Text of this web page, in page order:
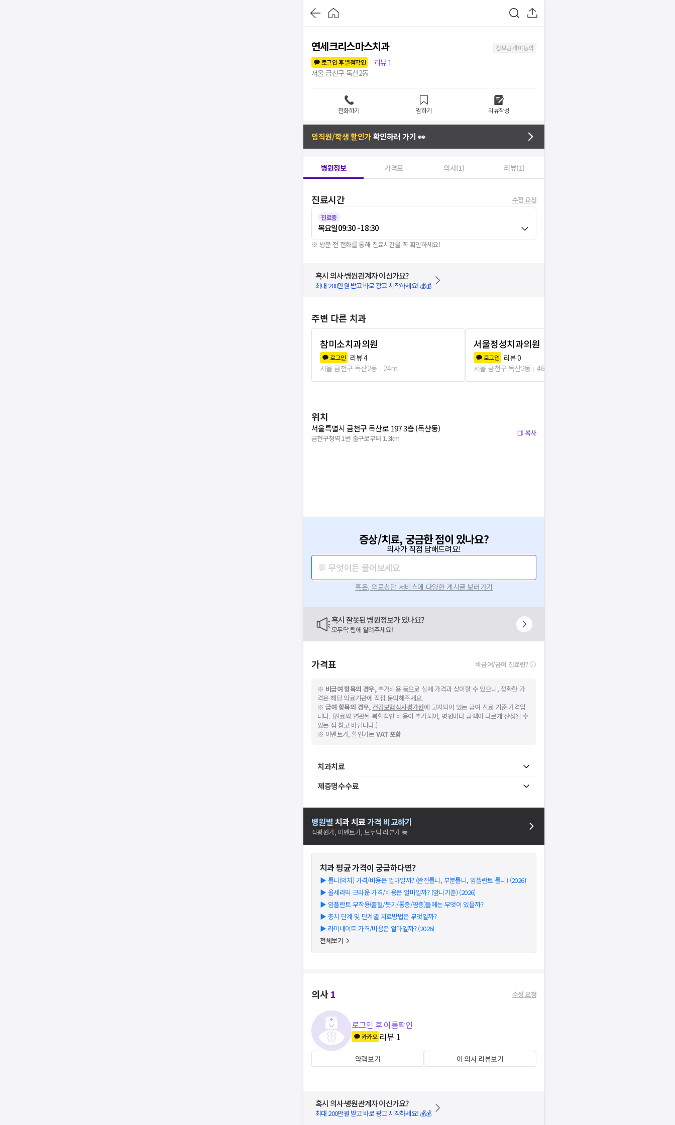
연세크리스마스치과
정보공개 미동의
로그인 후 별점확인
리뷰 1
서울 금천구 독산2동
전화하기 찜하기 리뷰작성
임직원/학생 할인가확인하러 가기 👀
병원정보 가격표 의사(1) 리뷰(1)
진료시간 수정 요청
진료중
목요일09:30 - 18:30
※ 방문 전 전화를 통해 진료시간을 꼭 확인하세요!
혹시 의사·병원관계자 이신가요?
최대 200만원 받고 바로 광고 시작하세요! 💰💰
주변 다른 치과
참미소치과의원
로그인 리뷰4
서울 금천구 독산2동
24m
서울정성치과의원
로그인 리뷰0
서울 금천구 독산2동
46m
위치
서울특별시 금천구 독산로 197 3층 (독산동)
금천구청역 1번 출구로부터 1.3km
복사
증상/치료, 궁금한 점이 있나요?
의사가 직접 답해드려요!
💬 무엇이든 물어보세요
혹은, 의료상담 서비스에 다양한 게시글 보러가기
혹시 잘못된 병원정보가 있나요?
모두닥 팀에 알려주세요!
가격표 비급여/급여 진료란?
※ 비급여 항목의 경우,추가비용 등으로 실제 가격과 상이할 수 있으니, 정확한 가
격은 해당 의료기관에 직접 문의해주세요.
※ 급여 항목의 경우, 건강보험심사평가원에 고지되어 있는 급여 진료 기준 가격입
니다. (진료와 연관된 복합적인 비용이 추가되어, 병원마다 금액이 다르게 산정될 수
있는 점 참고 바랍니다.)
※ 이벤트가, 할인가는VAT 포함
치과치료
제증명수수료
병원별 치과치료가격 비교하기
심평원가, 이벤트가, 모두닥 리뷰가 등
치과평균 가격이 궁금하다면?
▶ 틀니(의치) 가격/비용은 얼마일까? (완전틀니, 부분틀니, 임플란트 틀니) (2026)
▶ 올세라믹 크라운 가격/비용은 얼마일까? (앞니기준) (2026)
▶ 임플란트 부작용(출혈/붓기/통증/염증)들에는 무엇이 있을까?
▶ 충치 단계 및 단계별 치료방법은 무엇일까?
▶ 라미네이트 가격/비용은 얼마일까? (2026)
전체보기
의사1 수정 요청
로그인 후 이름확인
카카오 리뷰 1
약력보기 이 의사 리뷰보기
혹시 의사·병원관계자 이신가요?
최대 200만원 받고 바로 광고 시작하세요! 💰💰